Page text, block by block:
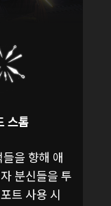
스톰
을 향해 애
분신들을 투
트 사용 시